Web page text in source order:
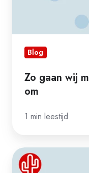
Blog
Zo gaan wij
om
1 min leestijd
Dit
maakt